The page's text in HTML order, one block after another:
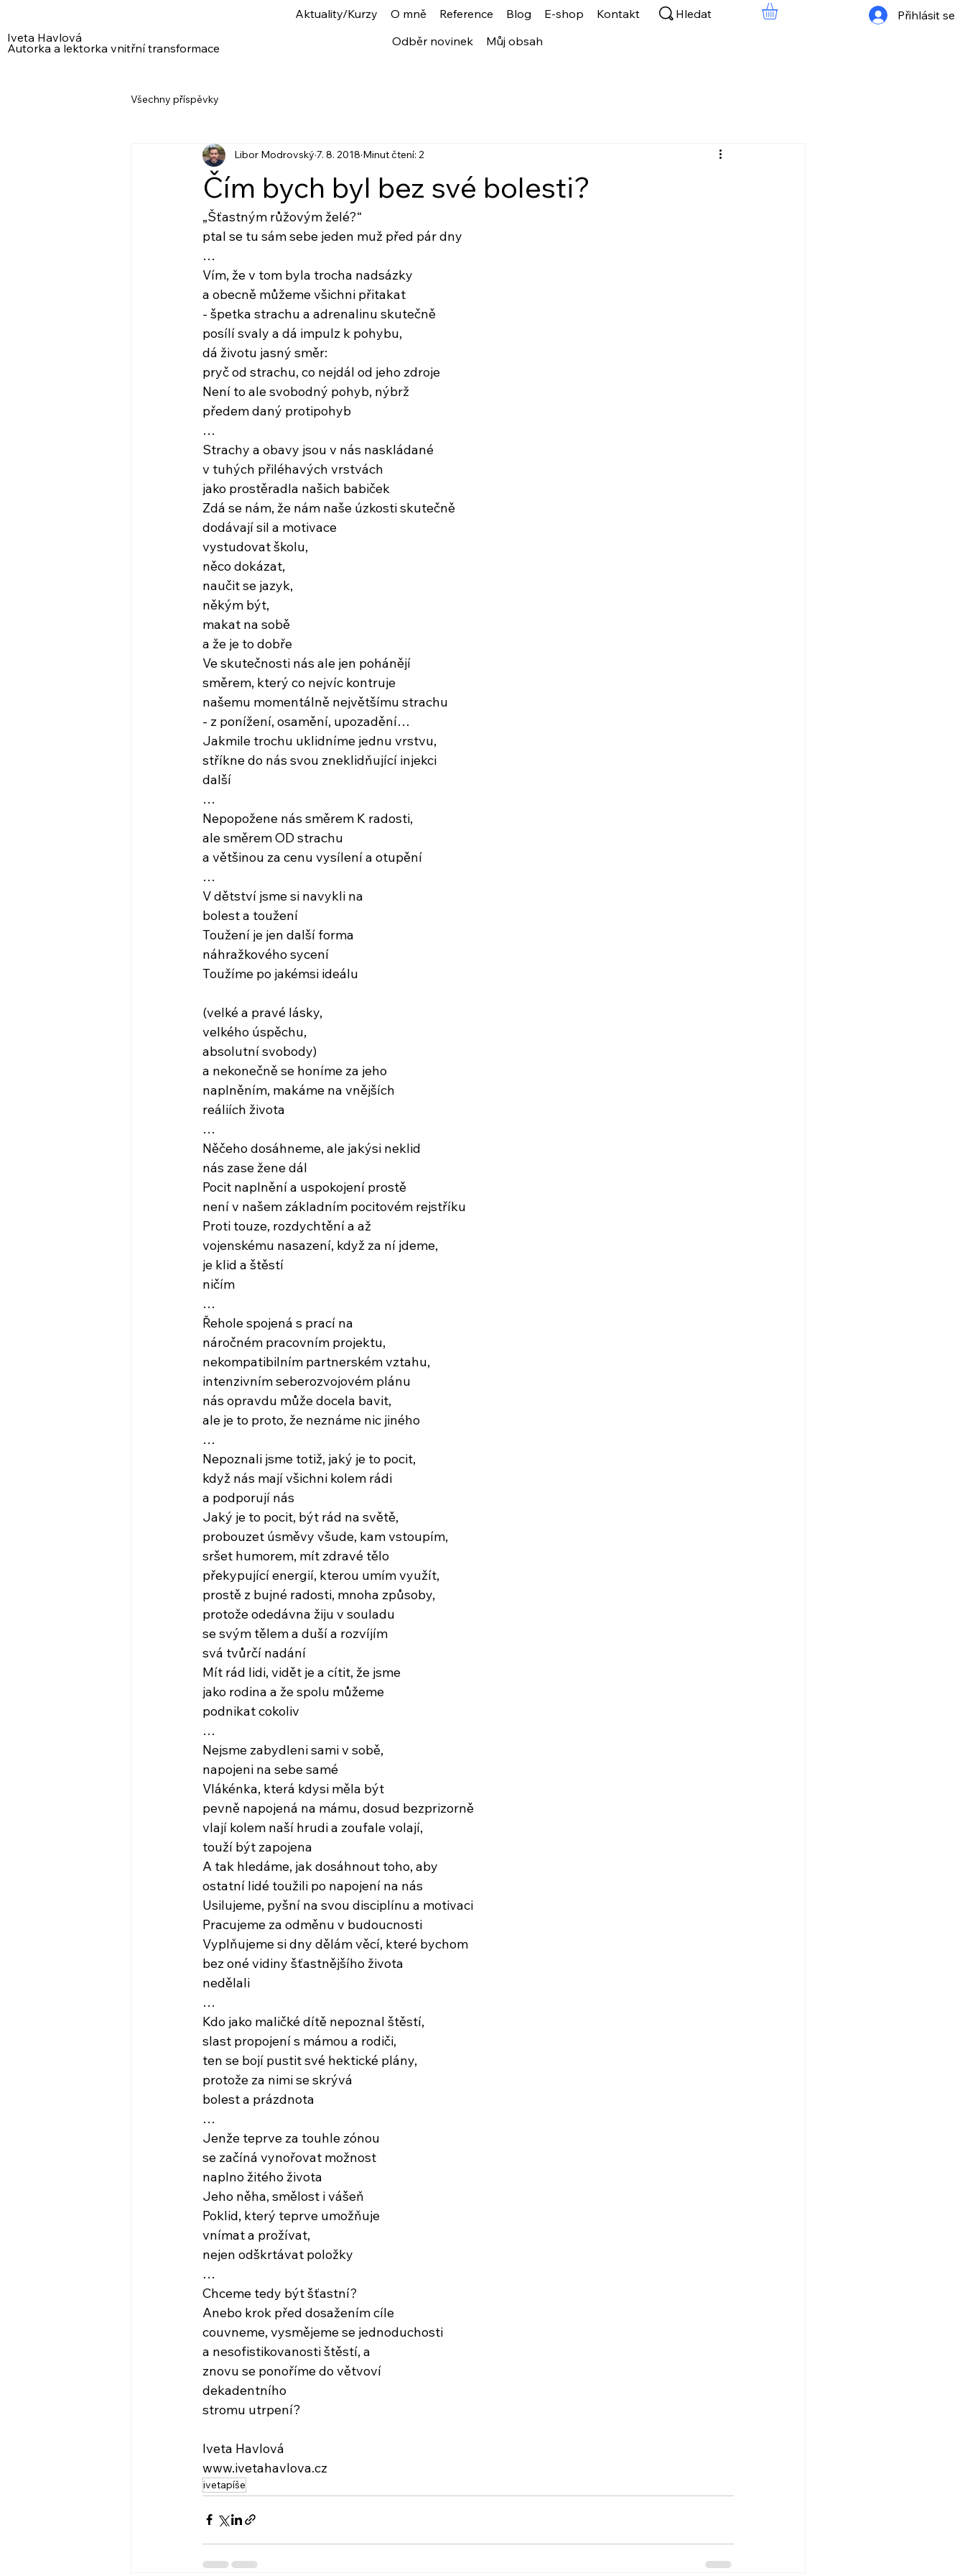
Iveta Havlová
Autorka a lektorka vnitřní transformace
Aktuality/Kurzy O mně Reference Blog E-shop
Kontakt
Odběr novinek
Můj obsah
Přihlásit se
Hledat
Všechny příspěvky
Čím bych byl bez své bolesti?
Libor Modrovský 7. 8. 2018 Minut čtení: 2
„Šťastným růžovým želé?“
ptal se tu sám sebe jeden muž před pár dny
…
Vím, že v tom byla trocha nadsázky
a obecně můžeme všichni přitakat
- špetka strachu a adrenalinu skutečně
posílí svaly a dá impulz k pohybu,
dá životu jasný směr:
pryč od strachu, co nejdál od jeho zdroje
Není to ale svobodný pohyb, nýbrž
předem daný protipohyb
…
Strachy a obavy jsou v nás naskládané
v tuhých přiléhavých vrstvách
jako prostěradla našich babiček
Zdá se nám, že nám naše úzkosti skutečně
dodávají sil a motivace
vystudovat školu,
něco dokázat,
naučit se jazyk,
někým být,
makat na sobě
a že je to dobře
Ve skutečnosti nás ale jen pohánějí
směrem, který co nejvíc kontruje
našemu momentálně největšímu strachu
- z ponížení, osamění, upozadění…
Jakmile trochu uklidníme jednu vrstvu,
stříkne do nás svou zneklidňující injekci
další
…
Nepopožene nás směrem K radosti,
ale směrem OD strachu
a většinou za cenu vysílení a otupění
…
V dětství jsme si navykli na
bolest a toužení
Toužení je jen další forma
náhražkového sycení
Toužíme po jakémsi ideálu
(velké a pravé lásky,
velkého úspěchu,
absolutní svobody)
a nekonečně se honíme za jeho
naplněním, makáme na vnějších
reáliích života
…
Něčeho dosáhneme, ale jakýsi neklid
nás zase žene dál
Pocit naplnění a uspokojení prostě
není v našem základním pocitovém rejstříku
Proti touze, rozdychtění a až
vojenskému nasazení, když za ní jdeme,
je klid a štěstí
ničím
…
Řehole spojená s prací na
náročném pracovním projektu,
nekompatibilním partnerském vztahu,
intenzivním seberozvojovém plánu
nás opravdu může docela bavit,
ale je to proto, že neznáme nic jiného
…
Nepoznali jsme totiž, jaký je to pocit,
když nás mají všichni kolem rádi
a podporují nás
Jaký je to pocit, být rád na světě,
probouzet úsměvy všude, kam vstoupím,
sršet humorem, mít zdravé tělo
překypující energií, kterou umím využít,
prostě z bujné radosti, mnoha způsoby,
protože odedávna žiju v souladu
se svým tělem a duší a rozvíjím
svá tvůrčí nadání
Mít rád lidi, vidět je a cítit, že jsme
jako rodina a že spolu můžeme
podnikat cokoliv
…
Nejsme zabydleni sami v sobě,
napojeni na sebe samé
Vlákénka, která kdysi měla být
pevně napojená na mámu, dosud bezprizorně
vlají kolem naší hrudi a zoufale volají,
touží být zapojena
A tak hledáme, jak dosáhnout toho, aby
ostatní lidé toužili po napojení na nás
Usilujeme, pyšní na svou disciplínu a motivaci
Pracujeme za odměnu v budoucnosti
Vyplňujeme si dny dělám věcí, které bychom
bez oné vidiny šťastnějšího života
nedělali
…
Kdo jako maličké dítě nepoznal štěstí,
slast propojení s mámou a rodiči,
ten se bojí pustit své hektické plány,
protože za nimi se skrývá
bolest a prázdnota
…
Jenže teprve za touhle zónou
se začíná vynořovat možnost
naplno žitého života
Jeho něha, smělost i vášeň
Poklid, který teprve umožňuje
vnímat a prožívat,
nejen odškrtávat položky
…
Chceme tedy být šťastní?
Anebo krok před dosažením cíle
couvneme, vysmějeme se jednoduchosti
a nesofistikovanosti štěstí, a
znovu se ponoříme do větvoví
dekadentního
stromu utrpení?
Iveta Havlová
www.ivetahavlova.cz
ivetapíše